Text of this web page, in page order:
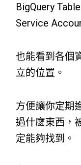
BigQuery
Service
也能看到各個
立的位置。
方便讓你定期
過什麼東西，
定能夠找到。